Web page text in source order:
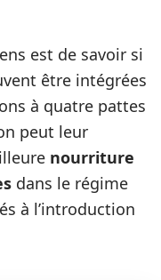
est de savoir si
être intégrées
à quatre pattes
peut leur
nourriture
dans le régime
à l’introduction